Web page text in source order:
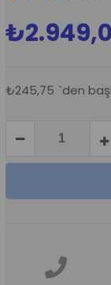
₺245,75 `den